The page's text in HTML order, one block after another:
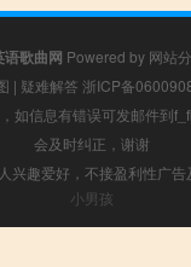
语歌曲网 Powered by 网站
| 疑难解答 浙ICP备
如信息有错误可发邮件到
会及时纠正，谢谢
兴趣爱好，不接盈利性广告
小男孩